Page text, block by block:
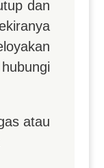
dan
atau